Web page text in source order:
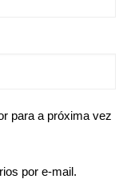
para a próxima vez
por e-mail.